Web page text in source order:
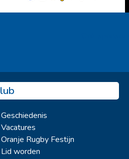
Geschiedenis
Vacatures
Oranje Rugby Festijn
Lid worden